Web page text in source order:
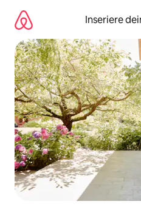
Inhalten
springen
Inseriere